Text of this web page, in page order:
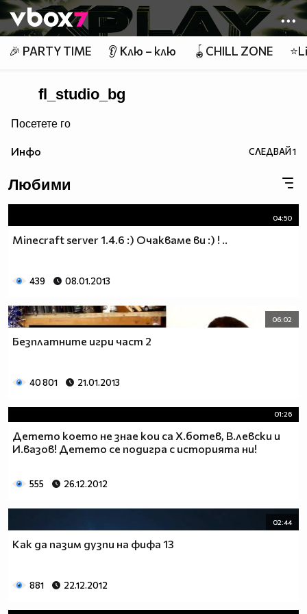
Member of
👾
🎉 PARTY TIME 👂 Клю – клю 🪀CHILL ZONE
fl_studio_bg
Посетете го
Инфо СЛЕДВАЙ1
Любими
04:50
Minecraft server 1.4.6 :) Очакваме ви :) ! ..
439 08.01.2013
06:02
Безплатните игри част 2
40 801 21.01.2013
01:26
Детето което не знае кои са Х.ботев, В.левски и
И.вазов! Детето се подигра с историята ни!
555 26.12.2012
02:44
Как да пазим дузпи на фифа 13
881 22.12.2012